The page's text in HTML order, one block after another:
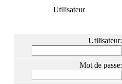
Utilisateur
Utilisateur:
Mot de passe: